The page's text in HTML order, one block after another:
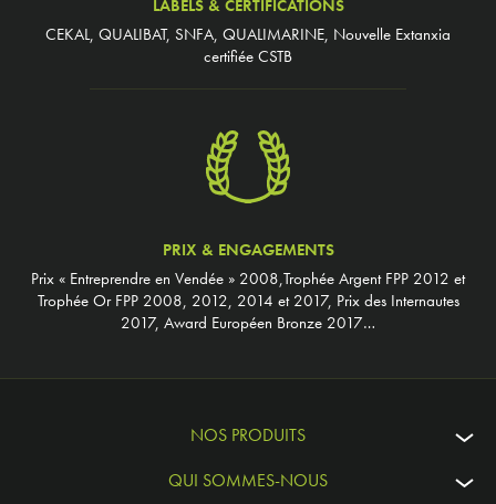
LABELS & CERTIFICATIONS
CEKAL, QUALIBAT, SNFA, QUALIMARINE, Nouvelle Extanxia
certifiée CSTB
PRIX & ENGAGEMENTS
Prix « Entreprendre en Vendée » 2008,Trophée Argent FPP 2012 et
Trophée Or FPP 2008, 2012, 2014 et 2017, Prix des Internautes
2017, Award Européen Bronze 2017…
NOS PRODUITS
QUI SOMMES-NOUS